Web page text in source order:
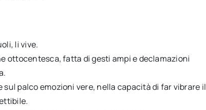
li vive.
ottocentesca, fatta di gesti ampi e declamazioni
palco emozioni vere, nella capacità di far vibrare il